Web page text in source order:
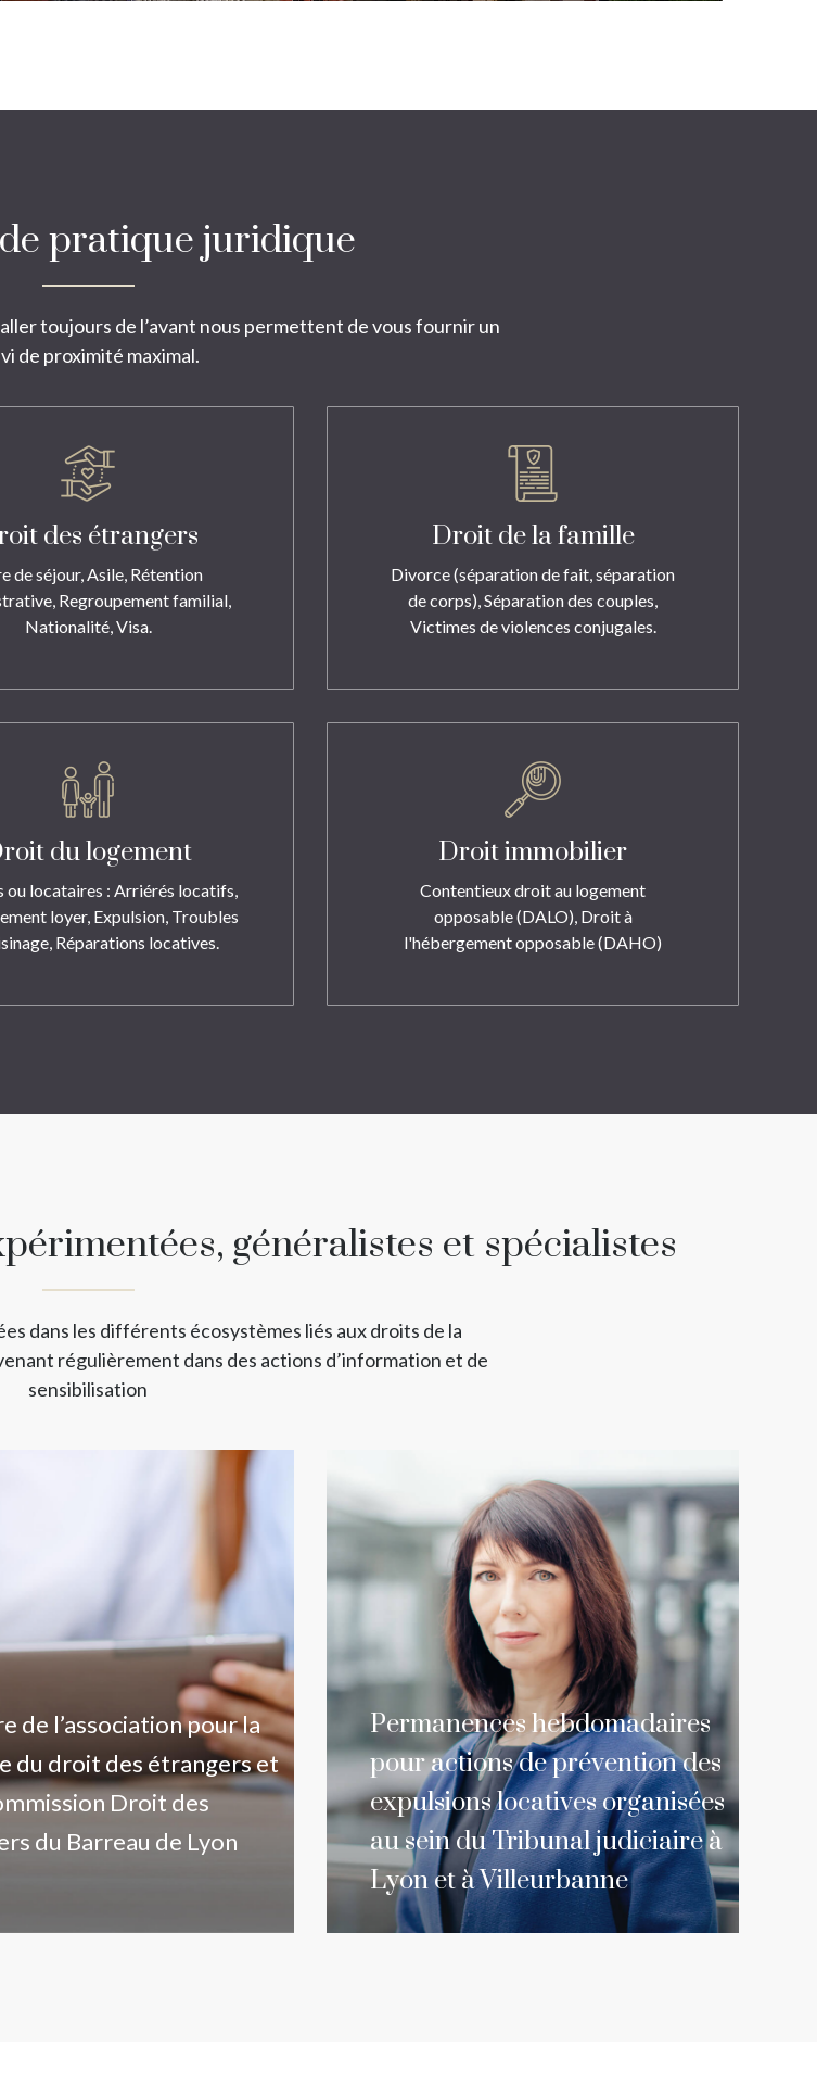
pratique juridique
toujours de l’avant nous permettent de vous fournir un
de proximité maximal.
des étrangers
de séjour, Asile, Rétention
Regroupement familial,
Nationalité, Visa.
Droit de la famille
Divorce (séparation de fait, séparation
de corps), Séparation des couples,
Victimes de violences conjugales.
du logement
ou locataires : Arriérés locatifs,
loyer, Expulsion, Troubles
Réparations locatives.
Droit immobilier
Contentieux droit au logement
opposable (DALO), Droit à
l'hébergement opposable (DAHO)
généralistes et spécialistes
dans les différents écosystèmes liés aux droits de la
régulièrement dans des actions d’information et de
sensibilisation
de l’association pour la
du droit des étrangers et
Droit des
du Barreau de Lyon
Permanences hebdomadaires
pour actions de prévention des
expulsions locatives organisées
au sein du Tribunal judiciaire à
Lyon et à Villeurbanne